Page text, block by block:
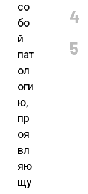
со
бо
й
пат
ол
оги
ю,
пр
оя
вл
яю
щу